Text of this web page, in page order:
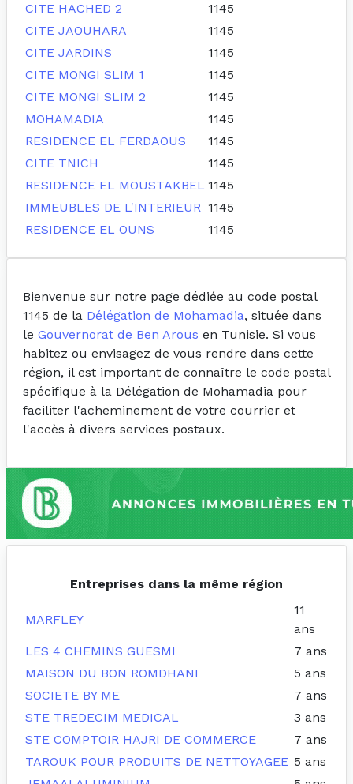
CITE HACHED 2
1145
CITE JAOUHARA
1145
CITE JARDINS
1145
CITE MONGI SLIM 1
1145
CITE MONGI SLIM 2
1145
MOHAMADIA
1145
RESIDENCE EL FERDAOUS
1145
CITE TNICH
1145
RESIDENCE EL MOUSTAKBEL 1145
IMMEUBLES DE L'INTERIEUR 1145
RESIDENCE EL OUNS
1145
Bienvenue sur notre page dédiée au code postal
1145 de la Délégation de Mohamadia, située dans
le Gouvernorat de Ben Arous en Tunisie. Si vous
habitez ou envisagez de vous rendre dans cette
région, il est important de connaître le code postal
spécifique à la Délégation de Mohamadia pour
faciliter l'acheminement de votre courrier et
l'accès à divers services postaux.
Entreprises dans la même région
MARFLEY
11
ans
LES 4 CHEMINS GUESMI
7 ans
MAISON DU BON ROMDHANI
5 ans
SOCIETE BY ME
7 ans
STE TREDECIM MEDICAL
3 ans
STE COMPTOIR HAJRI DE COMMERCE
7 ans
TAROUK POUR PRODUITS DE NETTOYAGEE 5 ans